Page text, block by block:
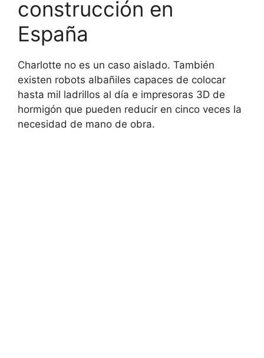
construcción en
España
Charlotte no es un caso aislado. También
existen robots albañiles capaces de colocar
hasta mil ladrillos al día e impresoras 3D de
hormigón que pueden reducir en cinco veces la
necesidad de mano de obra.